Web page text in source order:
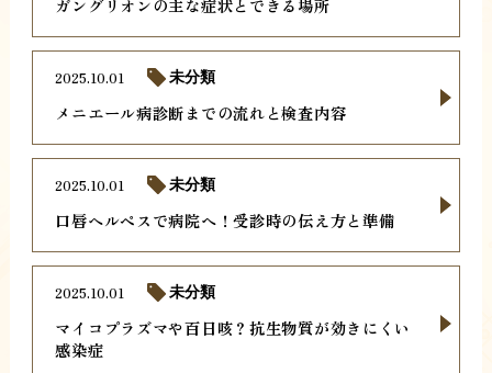
ガングリオンの主な症状とできる場所
メニエール病診断までの流れと検査内容
2025.10.01 未分類
口唇ヘルペスで病院へ！受診時の伝え方と準備
2025.10.01 未分類
マイコプラズマや百日咳？抗生物質が効きにくい
感染症
2025.10.01 未分類